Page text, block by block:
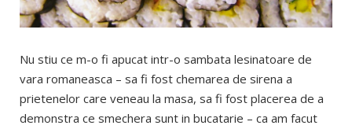
Nu stiu ce m-o fi apucat intr-o sambata lesinatoare de
vara romaneasca – sa fi fost chemarea de sirena a
prietenelor care veneau la masa, sa fi fost placerea de a
demonstra ce smechera sunt in bucatarie – ca am facut